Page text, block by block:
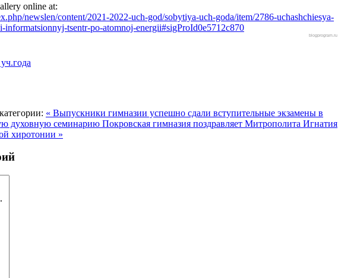
online at:
newslen/content/2021-2022-uch-god/sobytiya-uch-goda/item/2786-uchashchiesya-
informatsionnyj-tsentr-po-atomnoj-energii#sigProId0e5712c870
blogprogram.ru
« Выпускники гимназии успешно сдали вступительные экзамены в
духовную семинарию Покровская гимназия поздравляет Митрополита Игнатия
хиротонии »